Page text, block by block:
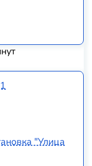
"Улица